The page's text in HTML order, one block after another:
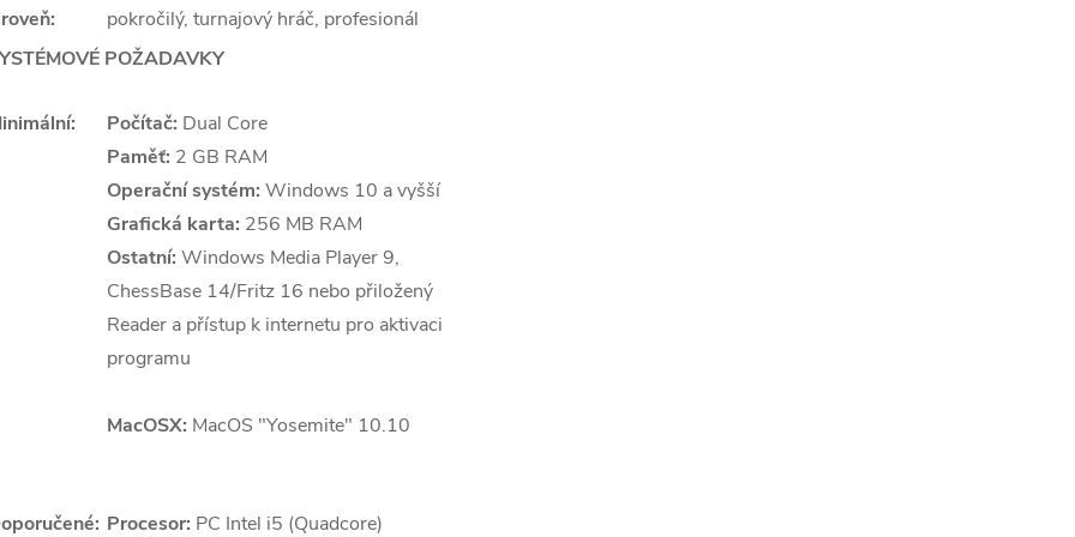
pokročilý, turnajový hráč, profesionál
POŽADAVKY
Počítač: Dual Core
Paměť: 2 GB RAM
Operační systém: Windows 10 a vyšší
Grafická karta: 256 MB RAM
Ostatní: Windows Media Player 9,
ChessBase 14/Fritz 16 nebo přiložený
Reader a přístup k internetu pro aktivaci
programu
MacOSX: MacOS "Yosemite" 10.10
Procesor: PC Intel i5 (Quadcore)